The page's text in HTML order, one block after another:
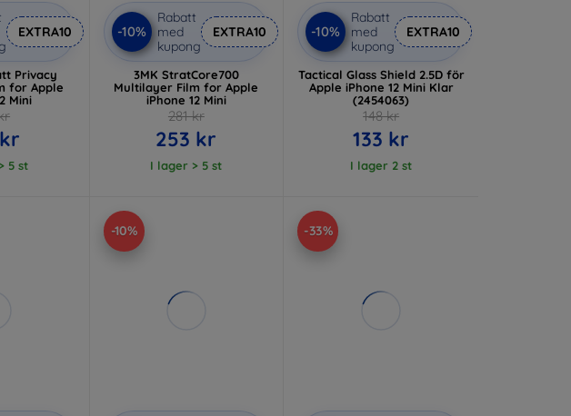
EXTRA10
Privacy
for Apple
Mini
5 st
-10%
Rabatt
med
kupong
EXTRA10
3MK StratCore700
Multilayer Film for Apple
iPhone 12 Mini
281 kr
253 kr
I lager > 5 st
-10%
Rabatt
med
kupong
EXTRA10
Tactical Glass Shield 2.5D för
Apple iPhone 12 Mini Klar
(2454063)
148 kr
133 kr
I lager 2 st
-10% -33%